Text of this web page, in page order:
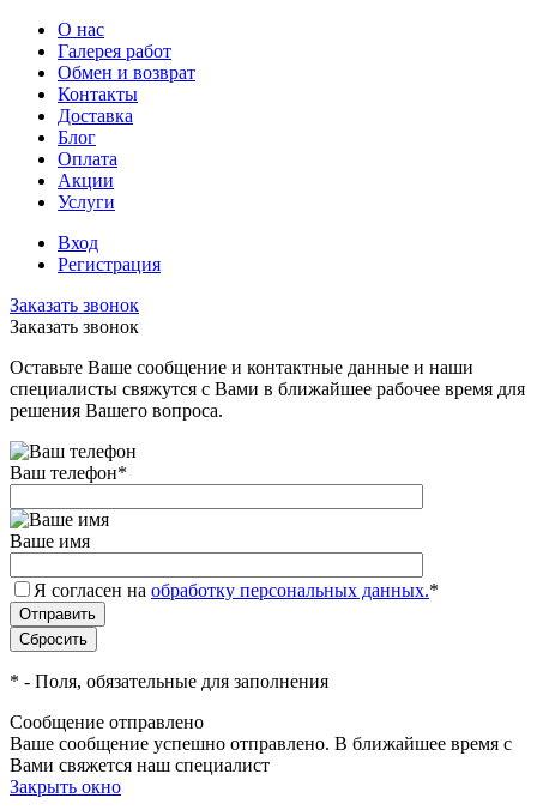
О нас
Галерея работ
Обмен и возврат
Контакты
Доставка
Блог
Оплата
Акции
Услуги
Вход
Регистрация
Заказать звонок
Заказать звонок
Оставьте Ваше сообщение и контактные данные и наши
специалисты свяжутся с Вами в ближайшее рабочее время для
решения Вашего вопроса.
Ваш телефон*
Ваше имя
Я согласен на обработку персональных данных.*
* - Поля, обязательные для заполнения
Сообщение отправлено
Ваше сообщение успешно отправлено. В ближайшее время с
Вами свяжется наш специалист
Закрыть окно